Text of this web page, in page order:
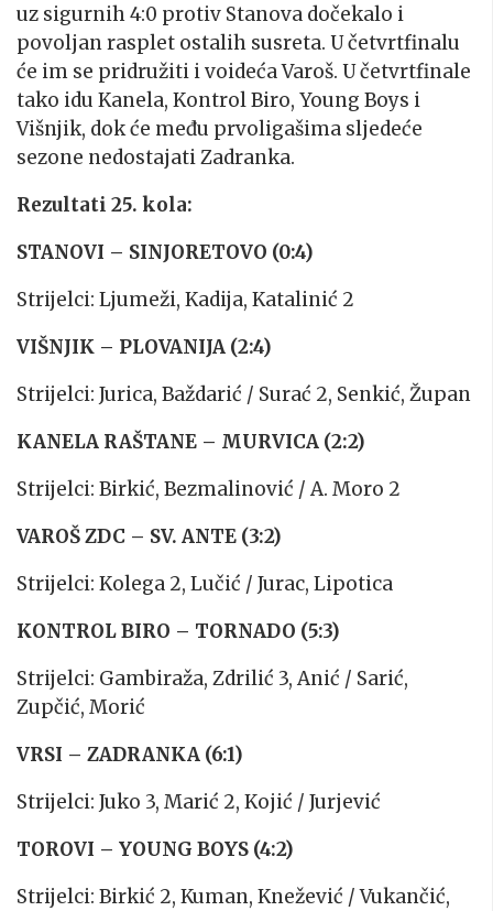
uz sigurnih 4:0 protiv Stanova dočekalo i
povoljan rasplet ostalih susreta. U četvrtfinalu
će im se pridružiti i voideća Varoš. U četvrtfinale
tako idu Kanela, Kontrol Biro, Young Boys i
Višnjik, dok će među prvoligašima sljedeće
sezone nedostajati Zadranka.
Rezultati 25. kola:
STANOVI – SINJORETOVO (0:4)
Strijelci: Ljumeži, Kadija, Katalinić 2
VIŠNJIK – PLOVANIJA (2:4)
Strijelci: Jurica, Baždarić / Surać 2, Senkić, Župan
KANELA RAŠTANE – MURVICA (2:2)
Strijelci: Birkić, Bezmalinović / A. Moro 2
VAROŠ ZDC – SV. ANTE (3:2)
Strijelci: Kolega 2, Lučić / Jurac, Lipotica
KONTROL BIRO – TORNADO (5:3)
Strijelci: Gambiraža, Zdrilić 3, Anić / Sarić,
Zupčić, Morić
VRSI – ZADRANKA (6:1)
Strijelci: Juko 3, Marić 2, Kojić / Jurjević
TOROVI – YOUNG BOYS (4:2)
Strijelci: Birkić 2, Kuman, Knežević / Vukančić,